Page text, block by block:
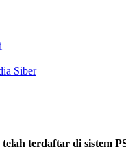
Siber
terdaftar di sistem